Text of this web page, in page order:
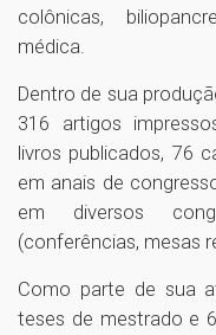
colônicas,
médica.
Dentro de sua
316 artigos
livros publicados, 76
em anais de
em diversos
(conferências, mesas
Como parte de sua
teses de mestrado e